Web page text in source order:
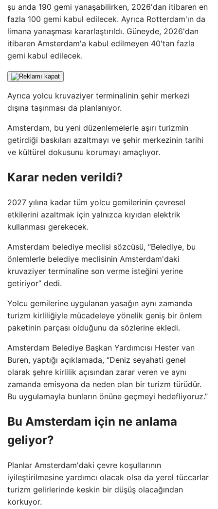
şu anda 190 gemi yanaşabilirken, 2026'dan itibaren en
fazla 100 gemi kabul edilecek. Ayrıca Rotterdam'ın da
limana yanaşması kararlaştırıldı. Güneyde, 2026'dan
itibaren Amsterdam'a kabul edilmeyen 40'tan fazla
gemi kabul edilecek.
Ayrıca yolcu kruvaziyer terminalinin şehir merkezi
dışına taşınması da planlanıyor.
Amsterdam, bu yeni düzenlemelerle aşırı turizmin
getirdiği baskıları azaltmayı ve şehir merkezinin tarihi
ve kültürel dokusunu korumayı amaçlıyor.
Karar neden verildi?
2027 yılına kadar tüm yolcu gemilerinin çevresel
etkilerini azaltmak için yalnızca kıyıdan elektrik
kullanması gerekecek.
Amsterdam belediye meclisi sözcüsü, “Belediye, bu
önlemlerle belediye meclisinin Amsterdam'daki
kruvaziyer terminaline son verme isteğini yerine
getiriyor” dedi.
Yolcu gemilerine uygulanan yasağın aynı zamanda
turizm kirliliğiyle mücadeleye yönelik geniş bir önlem
paketinin parçası olduğunu da sözlerine ekledi.
Amsterdam Belediye Başkan Yardımcısı Hester van
Buren, yaptığı açıklamada, “Deniz seyahati genel
olarak şehre kirlilik açısından zarar veren ve aynı
zamanda emisyona da neden olan bir turizm türüdür.
Bu uygulamayla bunların önüne geçmeyi hedefliyoruz.”
Bu Amsterdam için ne anlama
geliyor?
Planlar Amsterdam'daki çevre koşullarının
iyileştirilmesine yardımcı olacak olsa da yerel tüccarlar
turizm gelirlerinde keskin bir düşüş olacağından
korkuyor.